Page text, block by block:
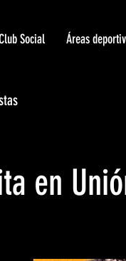
Social Áreas
en